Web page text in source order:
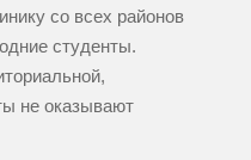
со всех районов
студенты.
не оказывают